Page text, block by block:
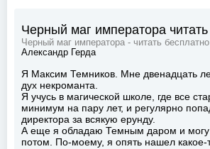
Черный маг императора читать
Черный маг императора - читать
Александр Герда
Я Максим Темников. Мне двенадцать
дух некроманта.
Я учусь в магической школе, где все
минимум на пару лет, и регулярно
директора за всякую ерунду.
А еще я обладаю Темным даром и
потом. По-моему, я опять нашел какое-